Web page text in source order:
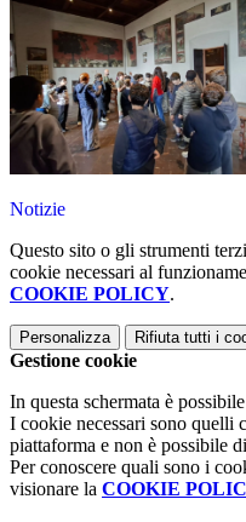
Notizie
Questo sito o gli strumenti
cookie necessari al
COOKIE POLICY.
Personalizza Rifiuta tutti i
Gestione cookie
In questa schermata è
I cookie necessari sono quelli
piattaforma e non è possibile
Per conoscere quali sono i
visionare la COOKIE